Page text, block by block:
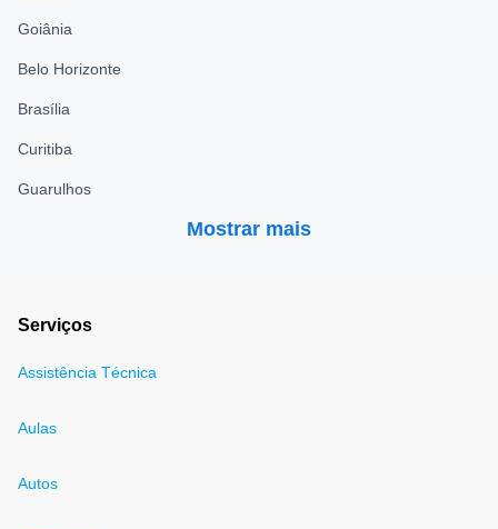
Goiânia
Belo Horizonte
Brasília
Curitiba
Guarulhos
Mostrar mais
Serviços
Assistência Técnica
Aulas
Autos